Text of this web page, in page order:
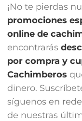
¡No te pierdas
promociones
online de
encontrarás
por compra y
Cachimberos
dinero.
síguenos en
de nuestras